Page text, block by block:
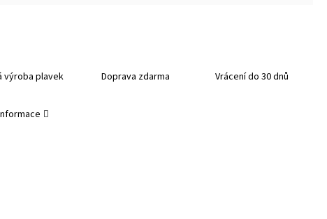
výroba plavek Doprava zdarma Vrácení do 30 dnů